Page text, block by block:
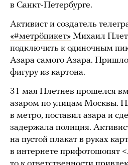
в Санкт-Петербурге.
Активист и создатель
«#метрöпикет» Михаил
подключить к одиночным
Азара самого Азара.
фигуру из картона.
31 мая Плетнев прошелся
азаром по улицам Москвы.
в метро, поставил азара и
задержала полиция.
на пустой плакат в руках
в интернете прифотошопят